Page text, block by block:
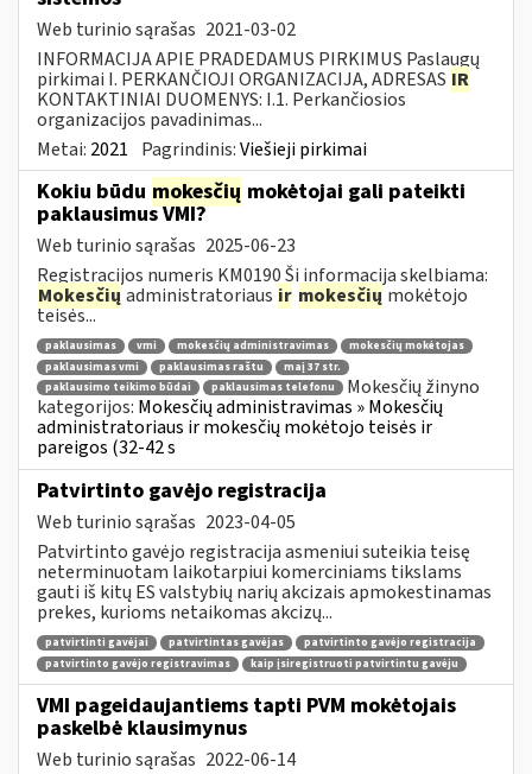
Web turinio sąrašas 2021-03-02
INFORMACIJA APIE PRADEDAMUS PIRKIMUS Paslaugų
pirkimai I. PERKANČIOJI ORGANIZACIJA, ADRESAS IR
KONTAKTINIAI DUOMENYS: I.1. Perkančiosios
organizacijos pavadinimas...
Metai: 2021 Pagrindinis:Viešieji pirkimai
Kokiu būdu mokesčių mokėtojai gali pateikti
paklausimus VMI?
Web turinio sąrašas 2025-06-23
Registracijos numeris KM0190 Ši informacija skelbiama:
Mokesčių administratoriaus ir mokesčių mokėtojo
teisės...
paklausimas vmi mokesčių administravimas
mokesčių mokėtojas
paklausimas vmi
paklausimas raštu
maį 37 str.
paklausimo teikimo būdai
paklausimas telefonu
Mokesčių žinyno
kategorijos: Mokesčių administravimas » Mokesčių
administratoriaus ir mokesčių mokėtojo teisės ir
pareigos (32-42 s
Patvirtinto gavėjo registracija
Web turinio sąrašas 2023-04-05
Patvirtinto gavėjo registracija asmeniui suteikia teisę
neterminuotam laikotarpiui komerciniams tikslams
gauti iš kitų ES valstybių narių akcizais apmokestinamas
prekes, kurioms netaikomas akcizų...
patvirtinti gavėjai patvirtintas gavėjas
patvirtinto gavėjo registracija
patvirtinto gavėjo registravimas
kaip įsiregistruoti patvirtintu gavėju
VMI pageidaujantiems tapti PVM mokėtojais
paskelbė klausimynus
Web turinio sąrašas 2022-06-14